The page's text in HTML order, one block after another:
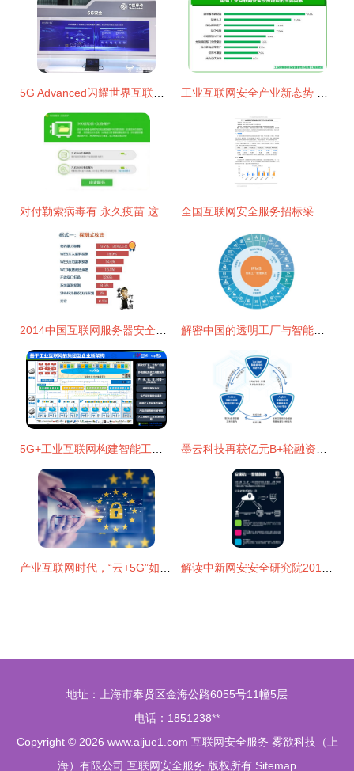
地址：上海市奉贤区金海公路6055号11幢5层
电话：1851238**
Copyright © 2026 www.aijue1.com 互联网安全服务 雾欲科技（上
海）有限公司 互联网安全服务 版权所有 Sitemap